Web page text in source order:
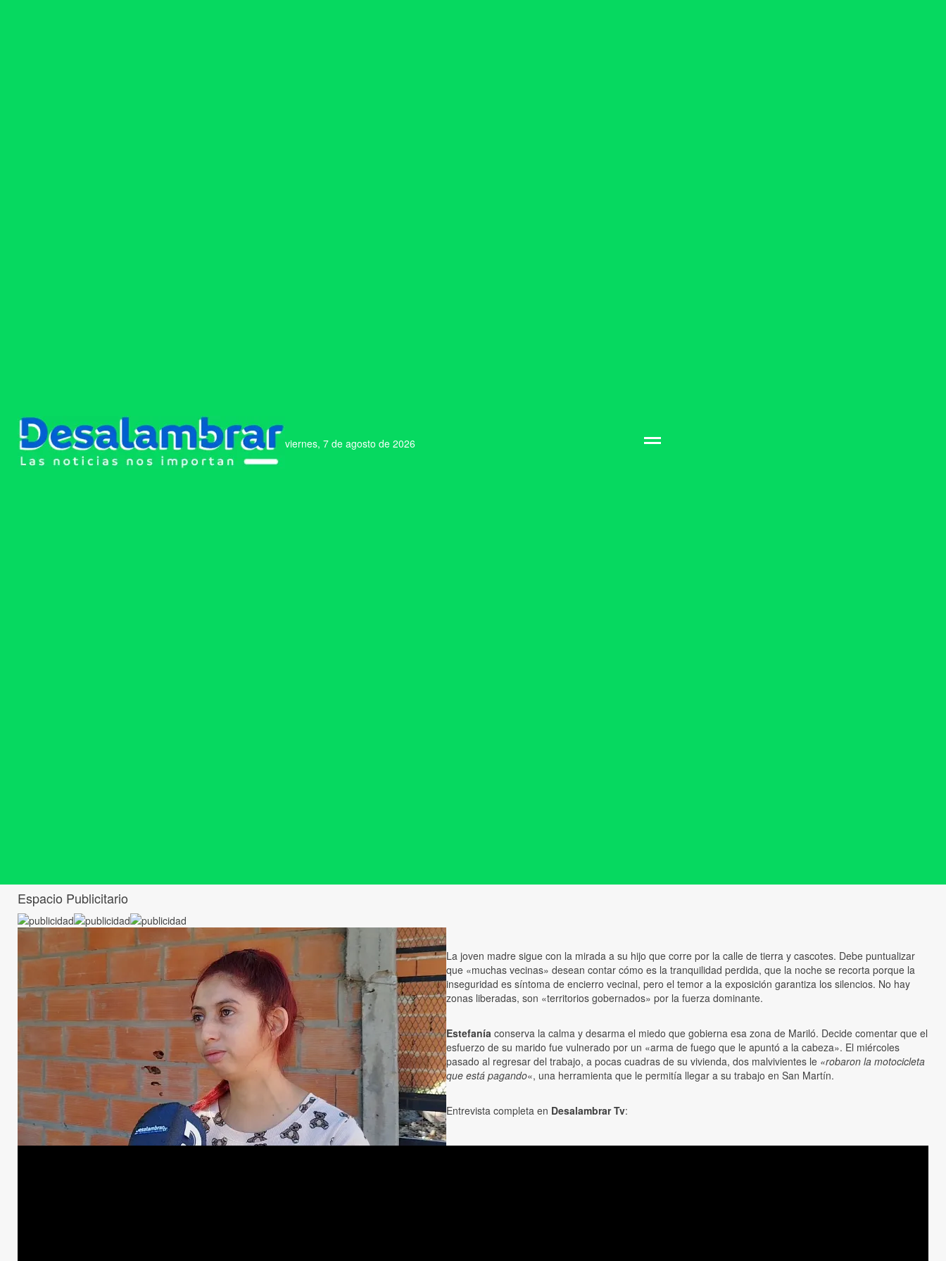
viernes, 7 de agosto de 2026
Espacio Publicitario
La joven madre sigue con la mirada a su hijo que corre por la calle de tierra y cascotes. Debe puntualizar
que «muchas vecinas» desean contar cómo es la tranquilidad perdida, que la noche se recorta porque la
inseguridad es síntoma de encierro vecinal, pero el temor a la exposición garantiza los silencios. No hay
zonas liberadas, son «territorios gobernados» por la fuerza dominante.
Estefanía conserva la calma y desarma el miedo que gobierna esa zona de Mariló. Decide comentar que el
esfuerzo de su marido fue vulnerado por un «arma de fuego que le apuntó a la cabeza». El miércoles
pasado al regresar del trabajo, a pocas cuadras de su vivienda, dos malvivientes le «robaron la motocicleta
que está pagando«, una herramienta que le permitía llegar a su trabajo en San Martín.
Entrevista completa en Desalambrar Tv: